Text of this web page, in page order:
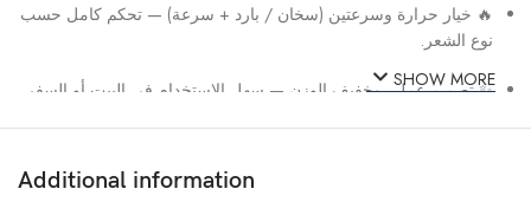
🔥 خيار حرارة وسرعتين (سخان / بارد + سرعة) — تحكم كامل حسب
نوع الشعر.
✨ تصميم عملي وخفيف الوزن — سهل الاستخدام في البيت أو السفر.
✅ ضمان سنة من الشركة، مع إمكانية الشراء والدفع عند التوصيل في
SHOW MORE
Additional information